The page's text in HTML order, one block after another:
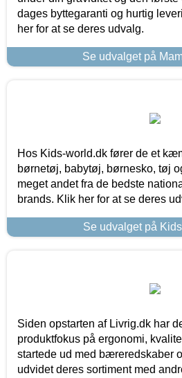
dages byttegaranti og hurtig
her for at se deres udvalg.
Se udvalget på
Hos Kids-world.dk fører de et
børnetøj, babytøj, børnesko, tøj
meget andet fra de bedste
brands. Klik her for at se deres
Se udvalget på
Siden opstarten af Livrig.dk har
produktfokus på ergonomi,
startede ud med bæreredskaber
udvidet deres sortiment med